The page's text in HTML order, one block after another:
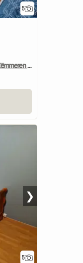
5
10m2 Schlofkummer an engem Haus mat 5 Zëmmeren an engem klenge Gaart.
5
❯